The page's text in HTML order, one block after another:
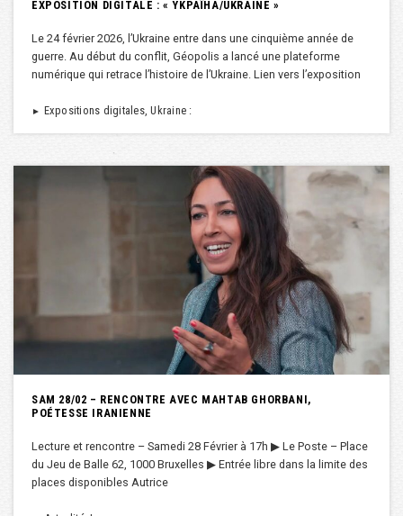
EXPOSITION DIGITALE : « YKPAÏHA/UKRAINE »
Le 24 février 2026, l’Ukraine entre dans une cinquième année de
guerre. Au début du conflit, Géopolis a lancé une plateforme
numérique qui retrace l’histoire de l’Ukraine. Lien vers l’exposition
► Expositions digitales, Ukraine :
SAM 28/02 – RENCONTRE AVEC MAHTAB GHORBANI,
POÉTESSE IRANIENNE
Lecture et rencontre – Samedi 28 Février à 17h ▶︎ Le Poste – Place
du Jeu de Balle 62, 1000 Bruxelles ▶︎ Entrée libre dans la limite des
places disponibles Autrice